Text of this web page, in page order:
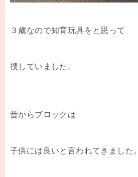
３歳なので知育玩具をと思って
捜していました。
昔からブロックは
子供には良いと言われてきました。